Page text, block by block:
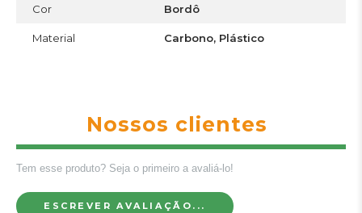
Cor Bordô
Material Carbono, Plástico
Nossos clientes
Tem esse produto? Seja o primeiro a avaliá-lo!
ESCREVER AVALIAÇÃO...